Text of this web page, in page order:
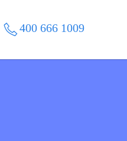
400 666 1009